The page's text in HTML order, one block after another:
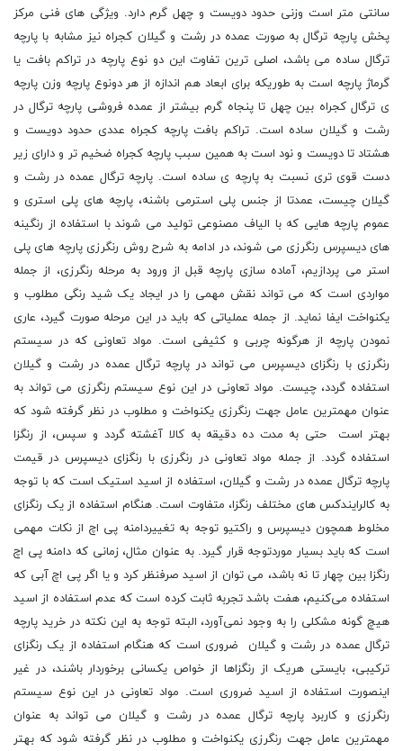
سانتی متر است وزنی حدود دویست و چهل گرم دارد. ویژگی های فنی مرکز
پخش پارچه ترگال به صورت عمده در رشت و گیلان کجراه نیز مشابه با پارچه
ترگال ساده می باشد، اصلی ترین تفاوت این دو نوع پارچه در تراکم بافت یا
گرماژ پارچه است به طوریکه برای ابعاد هم اندازه از هر دونوع پارچه وزن پارچه
ی ترگال کجراه بین چهل تا پنجاه گرم بیشتر از عمده فروشی پارچه ترگال در
رشت و گیلان ساده است. تراکم بافت پارچه کجراه عددی حدود دویست و
هشتاد تا دویست و نود است به همین سبب پارچه کجراه ضخیم تر و دارای زیر
دست قوی تری نسبت به پارچه ی ساده است. پارچه ترگال عمده در رشت و
گیلان چیست، عمدتا از جنس پلی استرمی باشنه، پارچه های پلی استری و
عموم پارچه هایی که با الیاف مصنوعی تولید می شوند با استفاده از رنگینه
های دیسپرس رنگرزی می شوند، در ادامه به شرح روش رنگرزی پارچه های پلی
استر می پردازیم، آماده سازی پارچه قبل از ورود به مرحله رنگرزی، از جمله
مواردی است که می تواند نقش مهمی را در ایجاد یک شید رنگی مطلوب و
یکنواخت ایفا نماید. از جمله عملیاتی که باید در این مرحله صورت گیرد، عاری
نمودن پارچه از هرگونه چربی و کثیفی است. مواد تعاونی که در سیستم
رنگرزی با رنگزای دیسپرس می تواند در پارچه ترگال عمده در رشت و گیلان
استفاده گردد، چیست. مواد تعاونی در این نوع سیستم رنگرزی می تواند به
عنوان مهمترین عامل جهت رنگرزی یکنواخت و مطلوب در نظر گرفته شود که
بهتر است حتی به مدت ده دقیقه به کالا آغشته گردد و سپس، از رنگزا
استفاده گردد. از جمله مواد تعاونی در رنگرزی با رنگزای دیسپرس در قیمت
پارچه ترگال عمده در رشت و گیلان، استفاده از اسید استیک است که با توجه
به کالرایندکس‌ های مختلف رنگزا، متفاوت است. هنگام استفاده از یک رنگزای
مخلوط همچون دیسپرس و راکتیو توجه به تغییردامنه پی اچ از نکات مهمی
است که باید بسیار موردتوجه قرار گیرد. به عنوان مثال، زمانی که دامنه پی اچ
رنگزا بین چهار تا نه باشد، می توان از اسید صرفنظر کرد و یا اگر پی اچ آبی که
استفاده می‌کنیم، هفت باشد تجربه ثابت کرده است که عدم استفاده از اسید
هیچ گونه مشکلی را به وجود نمی‌آورد، البته توجه به این نکته در خرید پارچه
ترگال عمده در رشت و گیلان ضروری است که هنگام استفاده از یک رنگزای
ترکیبی، بایستی هریک از رنگزاها از خواص یکسانی برخوردار باشند، در غیر
اینصورت استفاده از اسید ضروری است. مواد تعاونی در این نوع سیستم
رنگرزی و کاربرد پارچه ترگال عمده در رشت و گیلان می تواند به عنوان
مهمترین عامل جهت رنگرزی یکنواخت و مطلوب در نظر گرفته شود که بهتر